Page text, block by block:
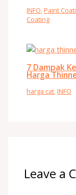
INFO,Paint
Coating
7 Dampak
Harga
harga cat,INFO
Leave a